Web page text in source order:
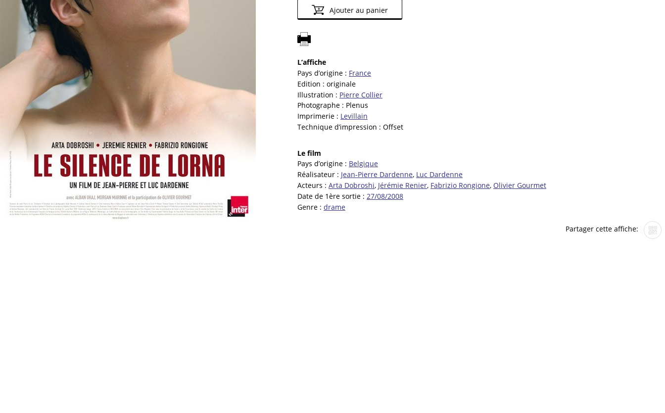
Ajouter au panier
L’affiche
Pays d’origine : France
Edition : originale
Illustration : Pierre Collier
Photographe : Plenus
Imprimerie : Levillain
Technique d’impression : Offset
Le film
Pays d’origine : Belgique
Réalisateur : Jean-Pierre Dardenne, Luc Dardenne
Acteurs : Arta Dobroshi, Jérémie Renier, Fabrizio Rongione, Olivier Gourmet
Date de 1ère sortie : 27/08/2008
Genre : drame
Partager cette affiche: